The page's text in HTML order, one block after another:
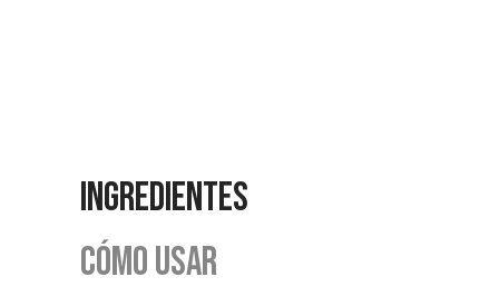
INGREDIENTES
CÓMO USAR